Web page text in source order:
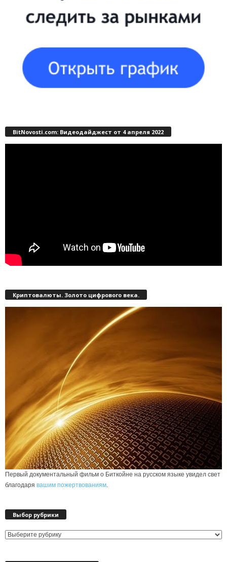
BitNovosti.com: Видеодайджест от 4 апреля 2022
Криптовалюты. Золото цифрового века.
Первый документальный фильм о Биткойне на русском языке увидел свет
благодаря вашим пожертвованиям.
Выбор рубрики
Выбор